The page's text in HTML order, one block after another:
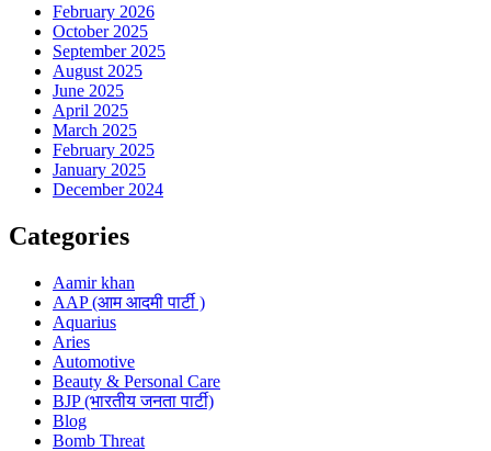
February 2026
October 2025
September 2025
August 2025
June 2025
April 2025
March 2025
February 2025
January 2025
December 2024
Categories
Aamir khan
AAP (आम आदमी पार्टी )
Aquarius
Aries
Automotive
Beauty & Personal Care
BJP (भारतीय जनता पार्टी)
Blog
Bomb Threat